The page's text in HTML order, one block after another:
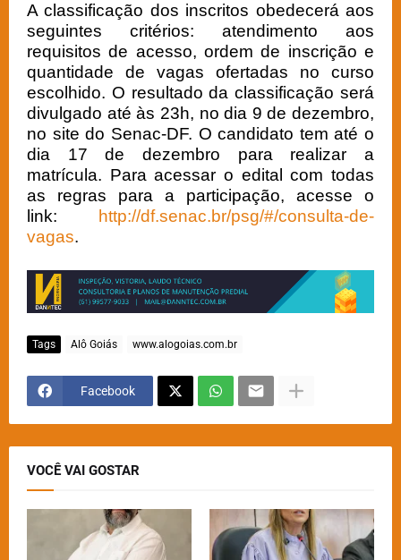
A classificação dos inscritos obedecerá aos
seguintes critérios: atendimento aos
requisitos de acesso, ordem de inscrição e
quantidade de vagas ofertadas no curso
escolhido. O resultado da classificação será
divulgado até às 23h, no dia 9 de dezembro,
no site do Senac-DF. O candidato tem até o
dia 17 de dezembro para realizar a
matrícula. Para acessar o edital com todas
as regras para a participação, acesse o
link:
http://df.senac.br/psg/#/consulta-de-
vagas.
Tags Alô Goiás www.alogoias.com.br
Facebook
VOCÊ VAI GOSTAR